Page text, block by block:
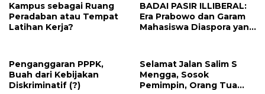
Kampus sebagai Ruang
Peradaban atau Tempat
Latihan Kerja?
BADAI PASIR ILLIBERAL:
Era Prabowo dan Garam
Mahasiswa Diaspora yang
Penganggaran PPPK,
Buah dari Kebijakan
Diskriminatif (?)
Selamat Jalan Salim S
Mengga, Sosok
Pemimpin, Orang Tua